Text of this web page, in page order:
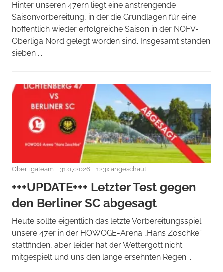
Hinter unseren 47ern liegt eine anstrengende
Saisonvorbereitung, in der die Grundlagen für eine
hoffentlich wieder erfolgreiche Saison in der NOFV-
Oberliga Nord gelegt worden sind. Insgesamt standen
sieben ...
Oberligateam 31.07.2026 123x angeschaut
+++UPDATE+++ Letzter Test gegen
den Berliner SC abgesagt
Heute sollte eigentlich das letzte Vorbereitungsspiel
unsere 47er in der HOWOGE-Arena „Hans Zoschke“
stattfinden, aber leider hat der Wettergott nicht
mitgespielt und uns den lange ersehnten Regen ...